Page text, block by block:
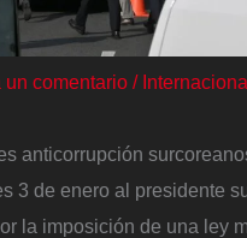
un comentario /
anticorrupción
3 de enero al presidente
la imposición de una ley